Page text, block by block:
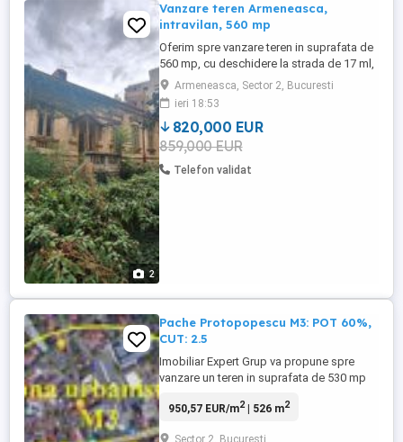
2
Vanzare teren Armeneasca,
intravilan, 560 mp
Oferim spre vanzare teren in suprafata de
560 mp, cu deschidere la strada de 17 ml,
in imediata apropiere a Bd. Carol si a Caii
Mosilor. Pe teren exista edificata o
constructie, de 219 mp (imobil ce nu
poate fi demolat conform ultimului CU) si
construi bloc de locuinte, desi exista un
studiu de specialitate ...
Armeneasca, Sector 2, Bucuresti
ieri 18:53
820,000 EUR
859,000 EUR
Telefon validat
Pache Protopopescu M3: POT 60%,
CUT: 2.5
Imobiliar Expert Grup va propune spre
vanzare un teren in suprafata de 530 mp
M3 ( Pot 60%,CUT 2.5). Terenul are o
950,57 EUR/m2| 526 m2
Sector 2, Bucuresti